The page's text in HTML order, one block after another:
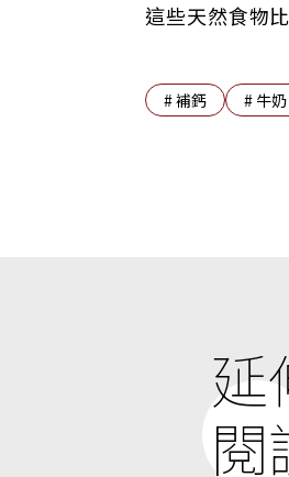
這些天然食物
#補鈣 # 牛奶
延
閱